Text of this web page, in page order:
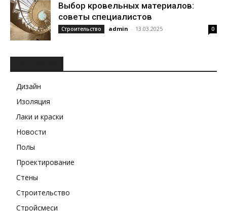
Выбор кровельных материалов:
советы специалистов
Строительство admin - 13.03.2025 0
Дизайн
Изоляция
Лаки и краски
Новости
Полы
Проектирование
Стены
Строительство
Стройсмеси